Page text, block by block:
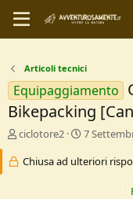
Articoli tecnici
Equipaggiamento
Bikepacking
C
e
ciclotore2
D
t
7
Chiusa ad ulteriori